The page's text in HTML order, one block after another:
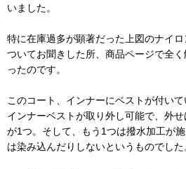
いました。
特に在庫過多が顕著だった上図のナイ
ついてお聞きした所、商品ページで全
ったのです。
このコート、インナーにベストが付い
インナーベストが取り外し可能で、外
が1つ。そして、もう1つは撥水加工が
は染み込んだりしないというものでした